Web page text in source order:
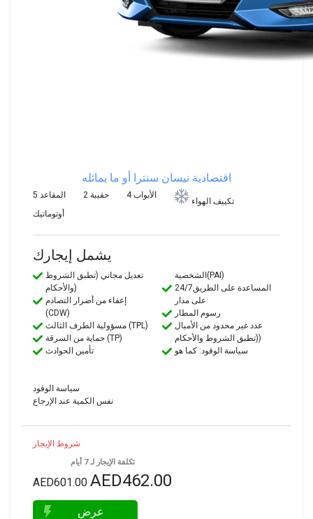
اقتصادية نيسان سنترا أو ما يماثله
5 المقاعد 2 حقيبة 4 الأبواب
تكييف الهواء
أوتوماتيك
يشمل إيجارك
تعديل مجاني (تطبق الشروط
والأحكام)
إعفاء من أضرار التصادم
(CDW)
مسؤولية الطرف الثالث (TPL)
حماية من السرقة (TP)
تأمين الحوادث
الشخصية(PAI)
24/7المساعدة على الطريق
على مدار
رسوم المطار
عدد غير محدود من الأميال
(تطبق الشروط والأحكام)
سياسة الوقود: كما هو
سياسة الوقود
نفس الكمية عند الإرجاع
شروط الإيجار
تكلفة الإيجار لـ 7 أيام
AED601.00 AED462.00
عرض